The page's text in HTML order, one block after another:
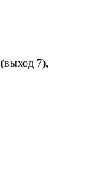
7),